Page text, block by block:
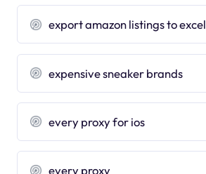
export amazon listings to excel
expensive sneaker brands
every proxy for ios
every proxy